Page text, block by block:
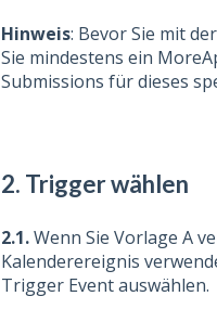
Hinweis: Bevor Sie mit
Sie mindestens ein
Submissions für dieses
2. Trigger wählen
2.1.Wenn Sie Vorlage A
Kalenderereignis
Trigger Event auswählen.